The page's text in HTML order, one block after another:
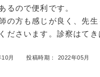
るので便利です。
の方も感じが良く、先
ださいます。診察はて
月 投稿時期： 2022年05月